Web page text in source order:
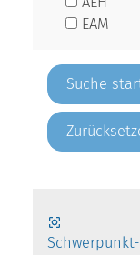
EAM
Schwerpunkt-